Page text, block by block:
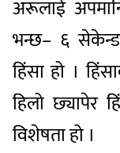
अरूलाई
भन्छ– ६
हिंसा हो ।
हिलो छ्यापेर
विशेषता हो ।​